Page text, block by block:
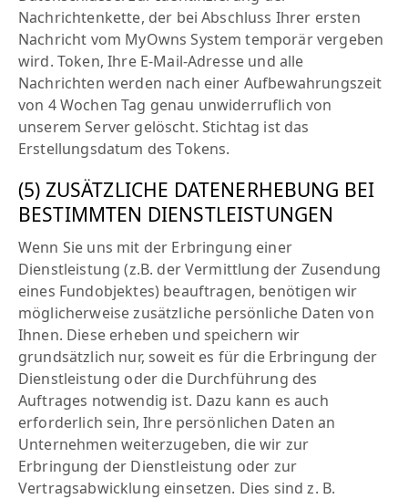
Nachrichtenkette, der bei Abschluss Ihrer ersten
Nachricht vom MyOwns System temporär vergeben
wird. Token, Ihre E-Mail-Adresse und alle
Nachrichten werden nach einer Aufbewahrungszeit
von 4 Wochen Tag genau unwiderruflich von
unserem Server gelöscht. Stichtag ist das
Erstellungsdatum des Tokens.
(5) ZUSÄTZLICHE DATENERHEBUNG BEI
BESTIMMTEN DIENSTLEISTUNGEN
Wenn Sie uns mit der Erbringung einer
Dienstleistung (z.B. der Vermittlung der Zusendung
eines Fundobjektes) beauftragen, benötigen wir
möglicherweise zusätzliche persönliche Daten von
Ihnen. Diese erheben und speichern wir
grundsätzlich nur, soweit es für die Erbringung der
Dienstleistung oder die Durchführung des
Auftrages notwendig ist. Dazu kann es auch
erforderlich sein, Ihre persönlichen Daten an
Unternehmen weiterzugeben, die wir zur
Erbringung der Dienstleistung oder zur
Vertragsabwicklung einsetzen. Dies sind z. B.